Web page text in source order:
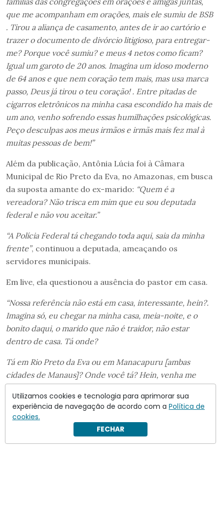
que me acompanham em orações, mais ele sumiu de BSB
. Tirou a aliança de casamento, antes de ir ao cartório e
trazer o documento de divórcio litigioso, para entregar-
me? Porque você sumiu? e meus 4 netos como ficam?
Igual um garoto de 20 anos. Imagina um idoso moderno
de 64 anos e que nem coração tem mais, mas usa marca
passo, Deus já tirou o teu coração! . Entre pitadas de
cigarros eletrônicos na minha casa escondido ha mais de
um ano, venho sofrendo essas humilhações psicológicas.
Peço desculpas aos meus irmãos e irmãs mais fez mal à
muitas pessoas de bem!”
Além da publicação, Antônia Lúcia foi à Câmara
Municipal de Rio Preto da Eva, no Amazonas, em busca
da suposta amante do ex-marido: “Quem é a
vereadora? Não trisca em mim que eu sou deputada
federal e não vou aceitar.”
“A Polícia Federal tá chegando toda aqui, saia da minha
frente”, continuou a deputada, ameaçando os
servidores municipais.
Em live, ela questionou a ausência do pastor em casa.
“Nossa referência não está em casa, interessante, hein?.
Imagina só, eu chegar na minha casa, meia-noite, e o
bonito daqui, o marido que não é traidor, não estar
dentro de casa. Tá onde?
Tá em Rio Preto da Eva ou em Manacapuru [ambas
cidades de Manaus]? Onde você tá? Hein, venha me
dizer. Vem aqui pra ti conversar comigo, me dizer onde é
que tu estás.
Utilizamos cookies e tecnologia para aprimorar sua
experiência de navegação de acordo com a Política de
cookies.
FECHAR